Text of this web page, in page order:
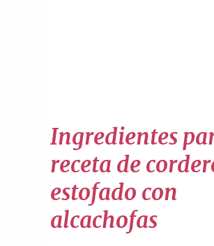
Ingredientes
receta de
estofado con
alcachofas